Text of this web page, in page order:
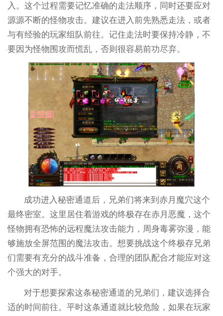
入。这个过程需要记忆准确的走法顺序，同时还要应对
源源不断的怪物攻击。建议在进入前先熟悉走法，或者
与有经验的玩家组队前往。记住走法时要保持冷静，不
要因为怪物围攻而慌乱，否则很容易前功尽弃。
成功进入秘密通道后，兄弟们将来到赤月魔穴这个
最终密室。这里居住着游戏的终极存在赤月恶魔，这个
怪物拥有恐怖的远程魔法攻击能力，周身毒雾弥漫，能
够施放全屏范围的魔法攻击。想要挑战这个终极存兄弟
们需要有充分的战斗准备，合理的团队配合才能应对这
个强大的对手。
对于想要探索这条秘密通道的兄弟们，建议选择合
适的时间前往。平时这条通道就比较危险，如果在玩家